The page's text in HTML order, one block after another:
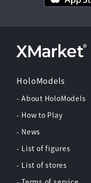
HoloModels
- About HoloModels
- How to Play
- News
- List of figures
- List of stores